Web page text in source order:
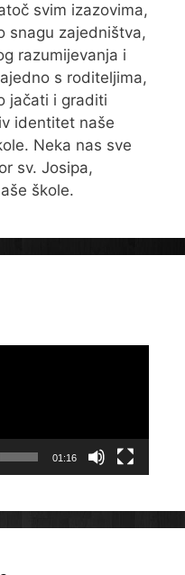
svim izazovima,
snagu zajedništva,
razumijevanja i
s roditeljima,
jačati i graditi
identitet naše
Neka nas sve
sv. Josipa,
škole.
01:16